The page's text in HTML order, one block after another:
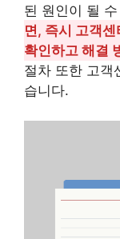
된 원인이 될
면, 즉시 고객
확인하고 해결
절차 또한 고객
습니다.